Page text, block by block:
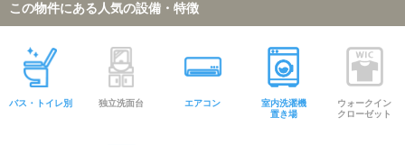
この物件にある人気の設備・特徴
バス・トイレ別 独立洗面台 エアコン
室内洗濯機
置き場
ウォークイン
クローゼット